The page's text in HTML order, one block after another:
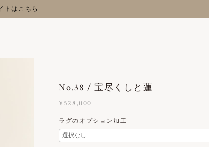
トはこちら
No.38 / 宝尽くしと蓮
¥528,000
ラグのオプション加工